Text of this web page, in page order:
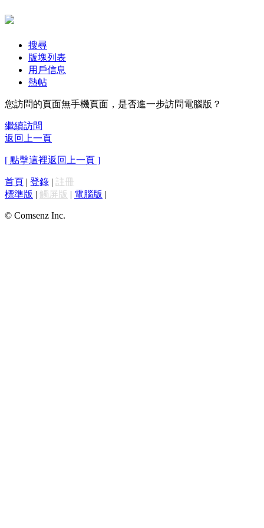
搜尋
版塊列表
用戶信息
熱帖
您訪問的頁面無手機頁面，是否進一步訪問電腦版？
繼續訪問
返回上一頁
[ 點擊這裡返回上一頁 ]
首頁 | 登錄 | 註冊
標準版 | 觸屏版 | 電腦版 |
© Comsenz Inc.